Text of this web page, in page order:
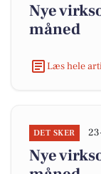
Nye
måned
Læs hele
DET SKER
Nye